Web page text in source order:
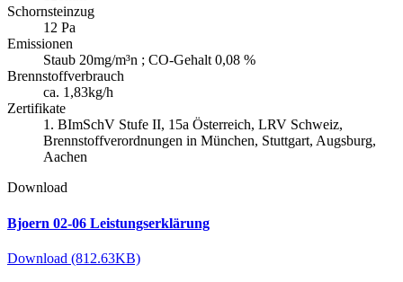
Schornsteinzug
12 Pa
Emissionen
Staub 20mg/m³n ; CO-Gehalt 0,08 %
Brennstoffverbrauch
ca. 1,83kg/h
Zertifikate
1. BImSchV Stufe II, 15a Österreich, LRV Schweiz,
Brennstoffverordnungen in München, Stuttgart, Augsburg,
Aachen
Download
Bjoern 02-06 Leistungserklärung
Download (812.63KB)